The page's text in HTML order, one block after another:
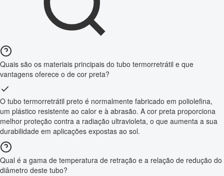
Quais são os materiais principais do tubo termorretrátil e que
vantagens oferece o de cor preta?
O tubo termorretrátil preto é normalmente fabricado em poliolefina,
um plástico resistente ao calor e à abrasão. A cor preta proporciona
melhor proteção contra a radiação ultravioleta, o que aumenta a sua
durabilidade em aplicações expostas ao sol.
Qual é a gama de temperatura de retração e a relação de redução do
diâmetro deste tubo?